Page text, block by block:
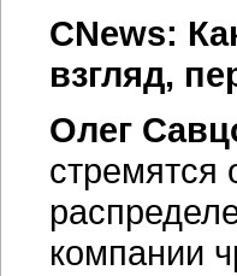
CNews:
взгляд,
Олег
стремятся
компании